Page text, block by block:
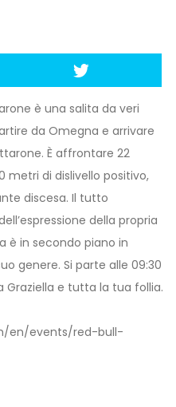
è una salita da veri
da Omegna e arrivare
È affrontare 22
metri di dislivello positivo,
discesa. Il tutto
della propria
è in secondo piano in
genere. Si parte alle 09:30
e tutta la tua follia.
en/events/red-bull-